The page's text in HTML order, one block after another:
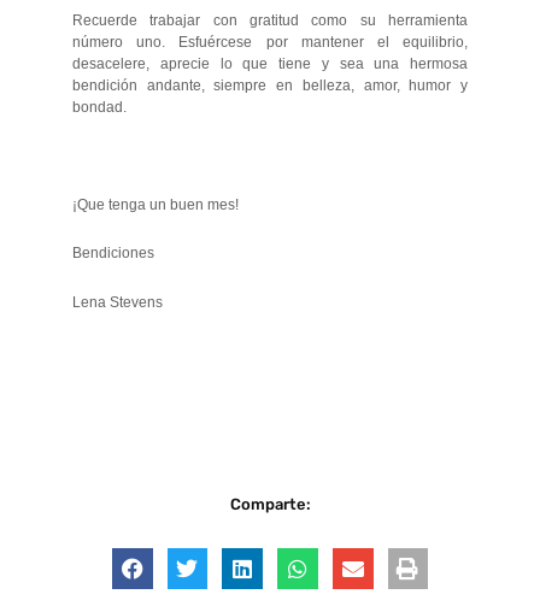
Recuerde trabajar con gratitud como su herramienta
número uno. Esfuércese por mantener el equilibrio,
desacelere, aprecie lo que tiene y sea una hermosa
bendición andante, siempre en belleza, amor, humor y
bondad.
¡Que tenga un buen mes!
Bendiciones
Lena Stevens
Comparte: